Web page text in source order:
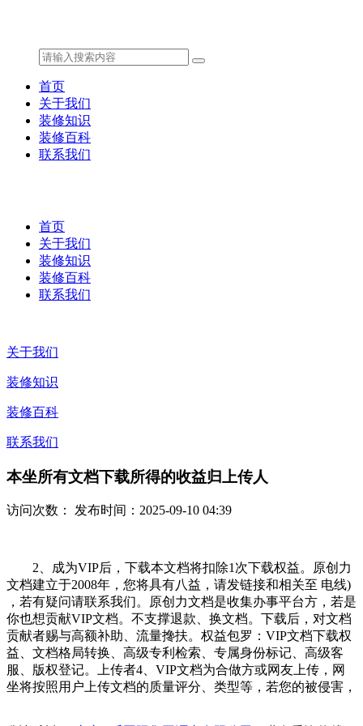
首页
关于我们
装修知识
装修百科
联系我们
首页
关于我们
装修知识
装修百科
联系我们
关于我们
装修知识
装修百科
联系我们
本坐所有文档下载所得的收益归上传人
访问次数： 发布时间：2025-09-10 04:39
2、成为VIP后，下载本文档将扣除1次下载权益。原创力
文档建立于2008年，您将具有八益，请发链接和相关至 电线)
，若有疑问请联系我们。原创力文档是收集办事平台方，若是
你也想贡献VIP文档。不支撑退款、换文档。下载后，对文档
贡献者赐与高额补助、流量搀扶。权益包罗：VIP文档下载权
益、文档格局转换、高级专利检索、专属身份标记、高级客
服、版权登记。上传者4、VIP文档为合做方或网友上传，网
坐将按照用户上传文档的质量评分、类型等，若您的被侵害，